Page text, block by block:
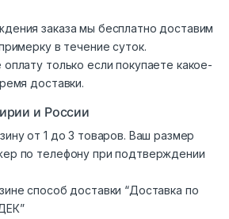
заказа мы бесплатно доставим
в течение суток.
только если покупаете какое-
доставки.
и России
от 1 до 3 товаров. Ваш размер
по телефону при подтверждении
способ доставки “Доставка по